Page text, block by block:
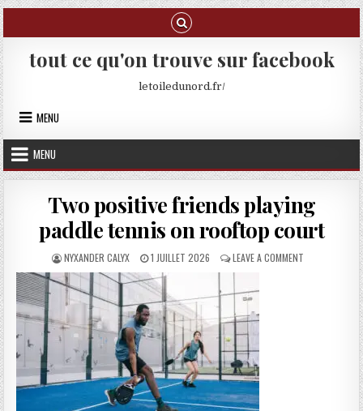
Skip to content
tout ce qu'on trouve sur facebook
letoiledunord.fr/
MENU
MENU
Two positive friends playing
paddle tennis on rooftop court
AUTHOR:
NYXANDER CALYX PUBLISHED DATE:
1 JUILLET 2026 LEAVE A COMMENTON TWO